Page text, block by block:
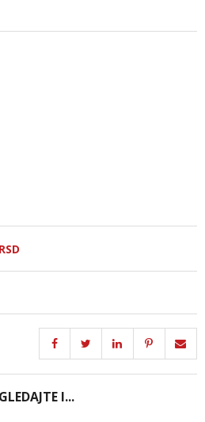
RSD
I...